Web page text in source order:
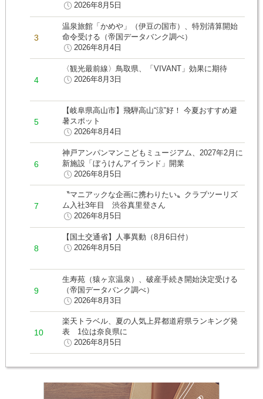
2026年8月5日
温泉旅館「かめや」（伊豆の国市）、特別清算開始
命令受ける（帝国データバンク調べ）
2026年8月4日
〈観光最前線〉鳥取県、「VIVANT」効果に期待
2026年8月3日
【岐阜県高山市】飛騨高山“涼”好！ 今夏おすすめ避
暑スポット
2026年8月4日
神戸アンパンマンこどもミュージアム、2027年2月に
新施設「ぼうけんアイランド」開業
2026年8月5日
〝マニアックな企画に携わりたい〟クラブツーリズ
ム入社3年目 渋谷真里登さん
2026年8月5日
【国土交通省】人事異動（8月6日付）
2026年8月5日
生寿苑（猿ヶ京温泉）、破産手続き開始決定受ける
（帝国データバンク調べ）
2026年8月3日
楽天トラベル、夏の人気上昇都道府県ランキング発
表 1位は奈良県に
2026年8月5日